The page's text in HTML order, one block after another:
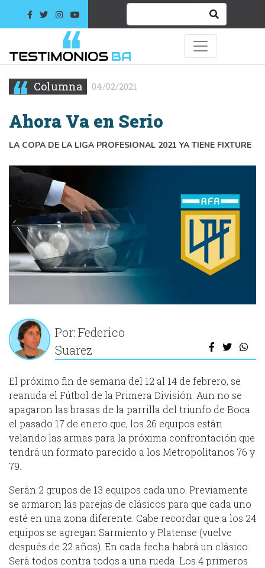
Columna 04/02/2021
Ahora Va en Serio
LA COPA DE LA LIGA PROFESIONAL 2021 YA TIENE FIXTURE
Por: Federico
Suarez
El próximo fin de semana del 12 al 14 de febrero, se
reanuda el Fútbol de la Primera División. Aun no se
apagaron las brasas de la parrilla del triunfo de Boca
el pasado 17 de enero que, los 26 equipos están
velando las armas para la próxima confrontación que
tendrá un formato parecido a los Metropolitanos 76 y
79.
Serán 2 grupos de 13 equipos cada uno. Previamente
se armaron las parejas de clásicos para que cada uno
esté en una zona diferente. Cabe recordar que a los 24
equipos se agregan Sarmiento y Platense (vuelve
después de 22 años). En cada fecha habrá un clásico.
Será todos contra todos a una rueda. Los 4 primeros